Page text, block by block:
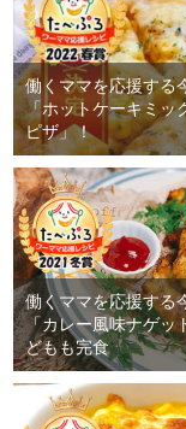
働くママを応援する
「ホットケーキミッ
ピザ」！
働くママを応援する
「カレー風味ナゲッ
どもも完食